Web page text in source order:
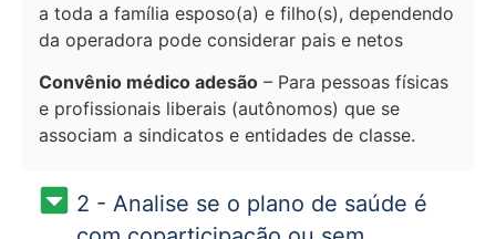
a toda a família esposo(a) e filho(s), dependendo
da operadora pode considerar pais e netos
Convênio médico adesão – Para pessoas físicas
e profissionais liberais (autônomos) que se
associam a sindicatos e entidades de classe.
2 - Analise se o plano de saúde é